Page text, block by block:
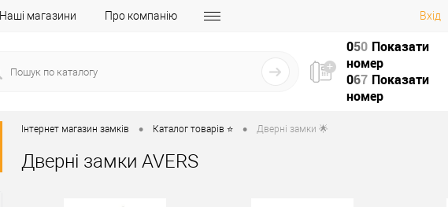
Наші магазини Про компанію Вхід
050 Показати
номер
067 Показати
номер
Інтернет магазин замків • Каталог товарів ⭐ • Дверні замки 🌟
Дверні замки AVERS